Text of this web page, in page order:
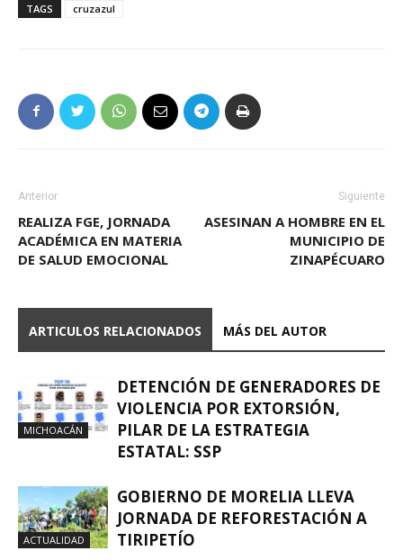
TAGS cruzazul
Anterior
REALIZA FGE, JORNADA
ACADÉMICA EN MATERIA
DE SALUD EMOCIONAL
Siguiente
ASESINAN A HOMBRE EN EL
MUNICIPIO DE
ZINAPÉCUARO
ARTICULOS RELACIONADOS MÁS DEL AUTOR
MICHOACÁN
DETENCIÓN DE GENERADORES DE
VIOLENCIA POR EXTORSIÓN,
PILAR DE LA ESTRATEGIA
ESTATAL: SSP
ACTUALIDAD
GOBIERNO DE MORELIA LLEVA
JORNADA DE REFORESTACIÓN A
TIRIPETÍO